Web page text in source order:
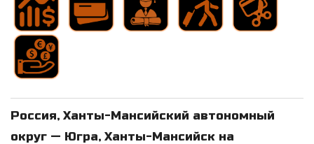
Россия, Ханты-Мансийский автономный
округ — Югра, Ханты-Мансийск на